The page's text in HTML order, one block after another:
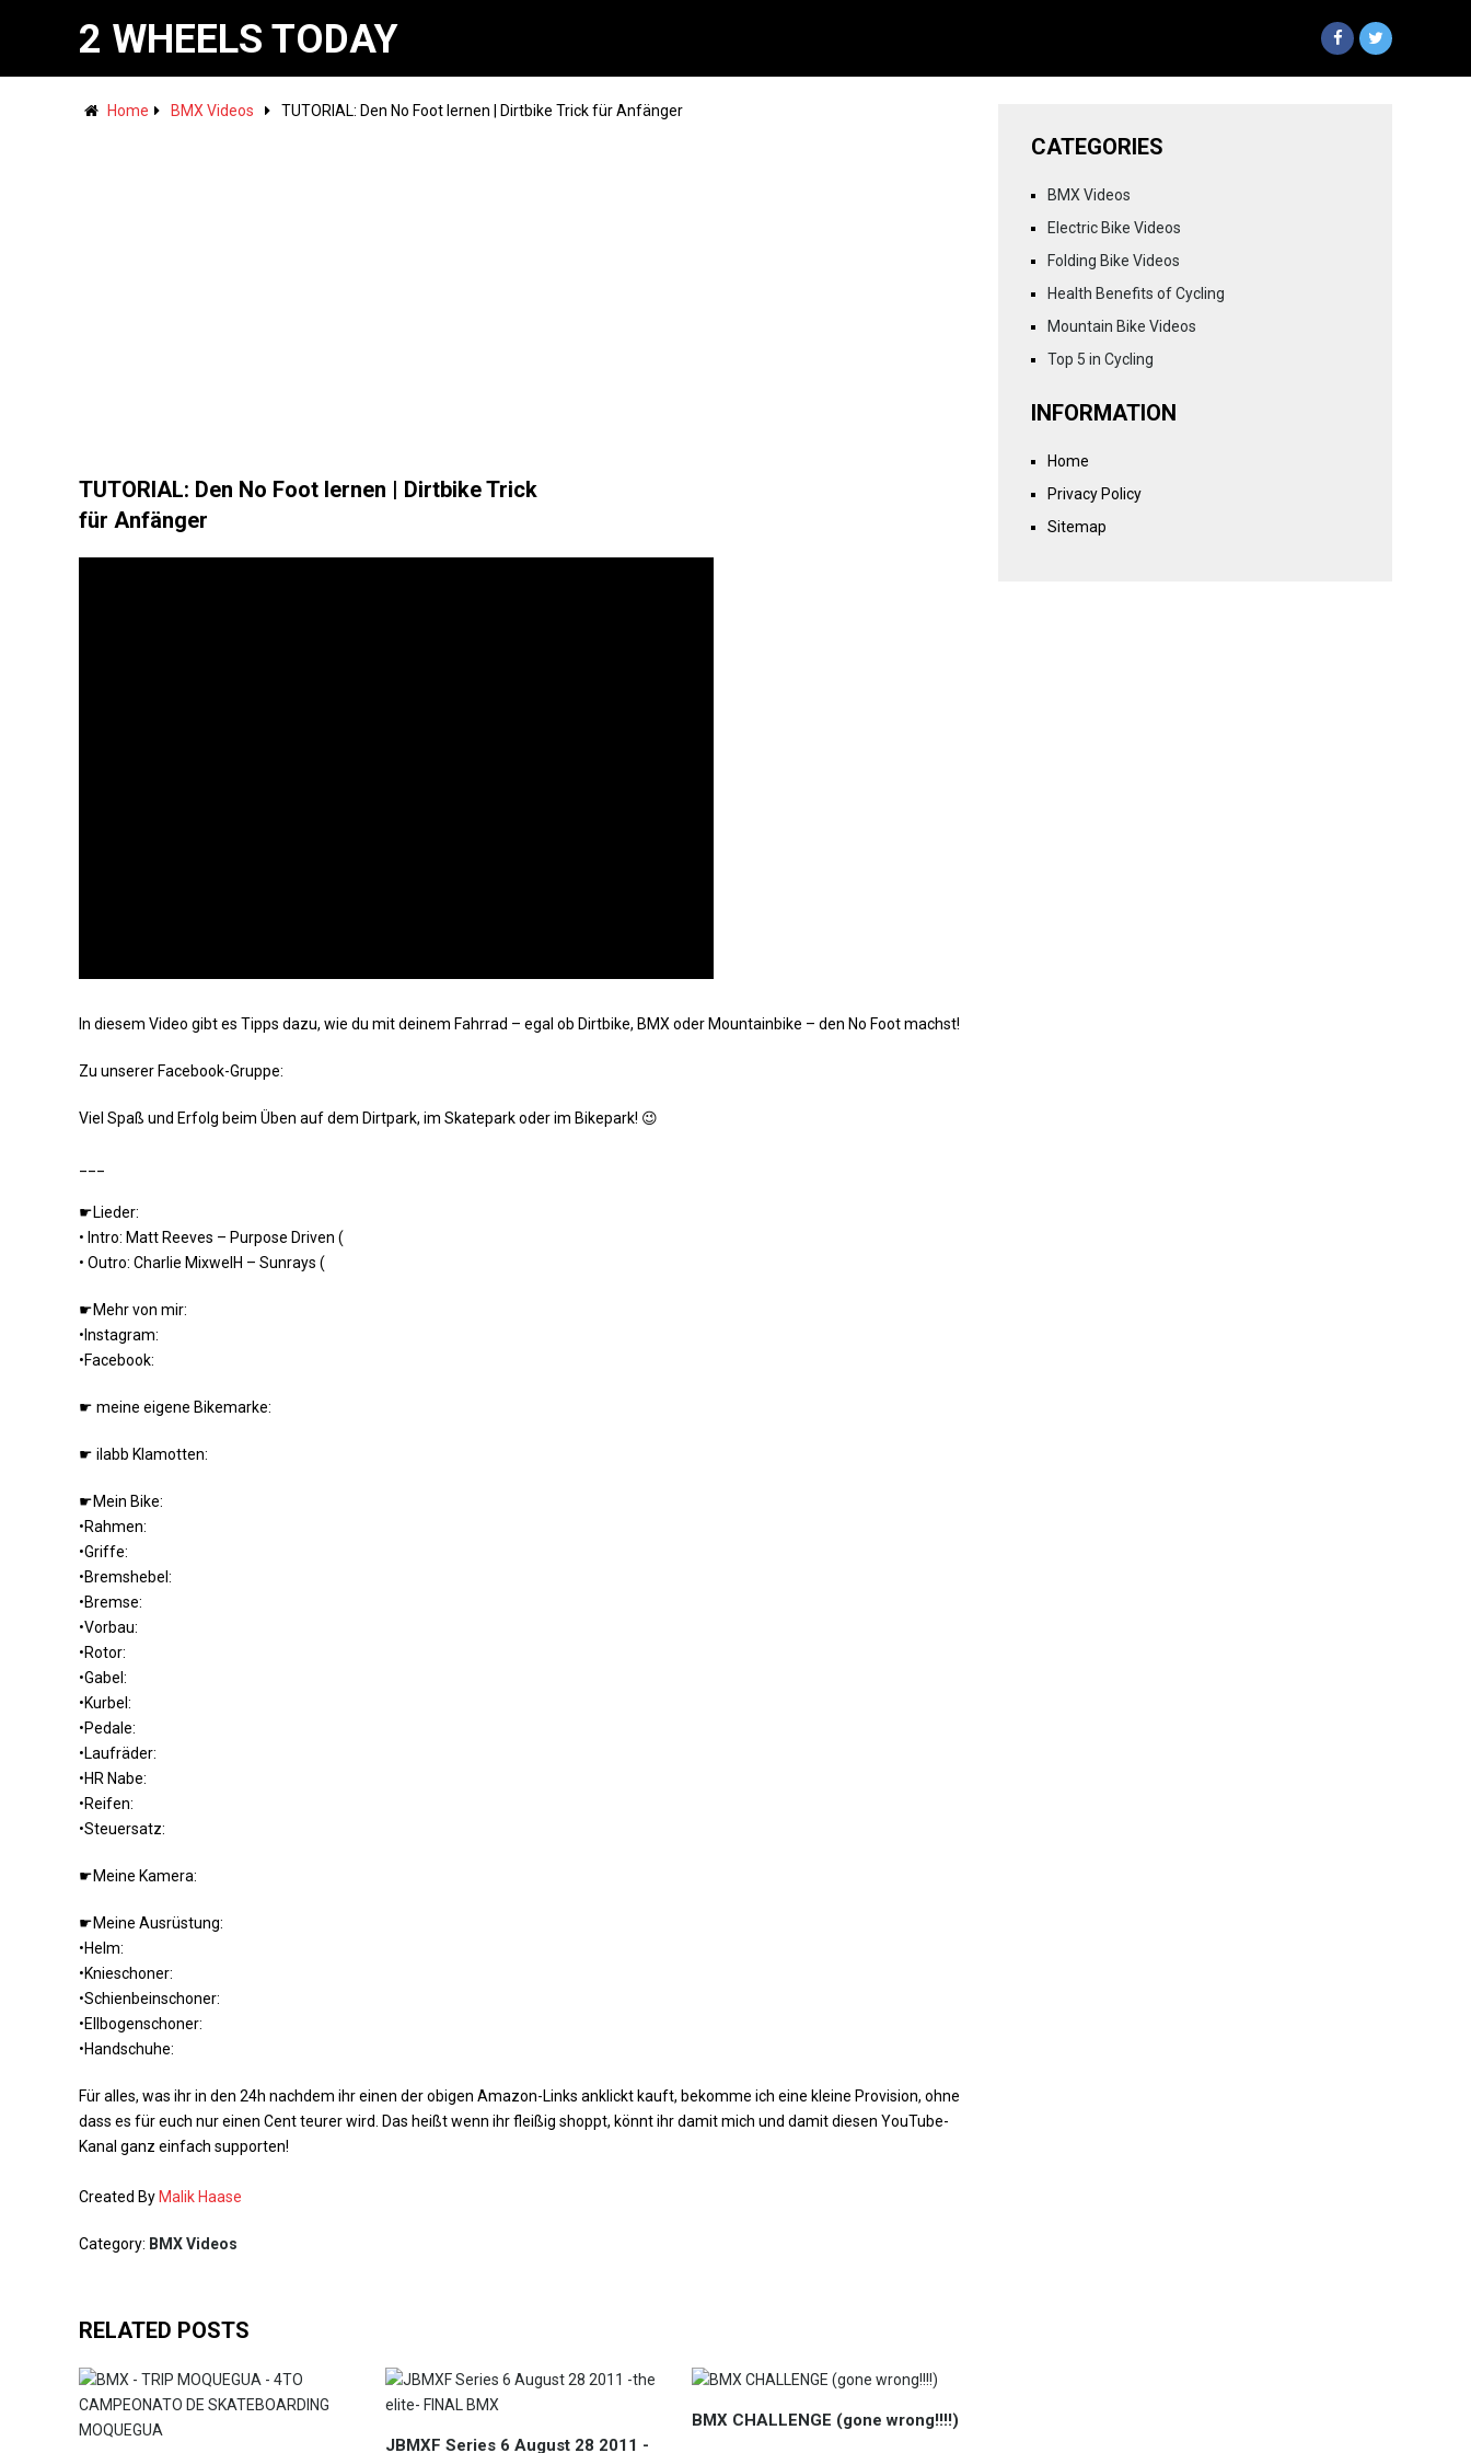
2 WHEELS TODAY
Home BMX Videos TUTORIAL: Den No Foot lernen | Dirtbike Trick für Anfänger
TUTORIAL: Den No Foot lernen | Dirtbike Trick
für Anfänger
In diesem Video gibt es Tipps dazu, wie du mit deinem Fahrrad – egal ob Dirtbike, BMX oder Mountainbike – den No Foot machst!
Zu unserer Facebook-Gruppe:
Viel Spaß und Erfolg beim Üben auf dem Dirtpark, im Skatepark oder im Bikepark! 😉
☛Lieder:
• Intro: Matt Reeves – Purpose Driven (
• Outro: Charlie MixwelH – Sunrays (
☛Mehr von mir:
•Instagram:
•Facebook:
☛ meine eigene Bikemarke:
☛ ilabb Klamotten:
☛Mein Bike:
•Rahmen:
•Griffe:
•Bremshebel:
•Bremse:
•Vorbau:
•Rotor:
•Gabel:
•Kurbel:
•Pedale:
•Laufräder:
•HR Nabe:
•Reifen:
•Steuersatz:
☛Meine Kamera:
☛Meine Ausrüstung:
•Helm:
•Knieschoner:
•Schienbeinschoner:
•Ellbogenschoner:
•Handschuhe:
Für alles, was ihr in den 24h nachdem ihr einen der obigen Amazon-Links anklickt kauft, bekomme ich eine kleine Provision, ohne
dass es für euch nur einen Cent teurer wird. Das heißt wenn ihr fleißig shoppt, könnt ihr damit mich und damit diesen YouTube-
Kanal ganz einfach supporten!
Created By Malik Haase
Category: BMX Videos
RELATED POSTS
JBMXF Series 6 August 28 2011 -
BMX CHALLENGE (gone wrong!!!!)
CATEGORIES
BMX Videos
Electric Bike Videos
Folding Bike Videos
Health Benefits of Cycling
Mountain Bike Videos
Top 5 in Cycling
INFORMATION
Home
Privacy Policy
Sitemap